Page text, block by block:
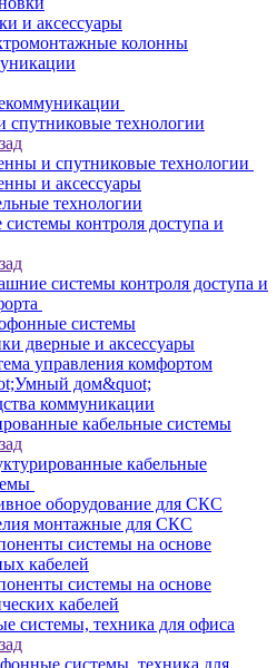
и аксессуары
колонны
спутниковые технологии
и спутниковые технологии
и аксессуары
технологии
контроля доступа и
системы контроля доступа и
системы
дверные и аксессуары
управления комфортом
дом&quot;
коммуникации
кабельные системы
кабельные
оборудование для СКС
монтажные для СКС
системы на основе
кабелей
системы на основе
кабелей
системы, техника для офиса
системы, техника для